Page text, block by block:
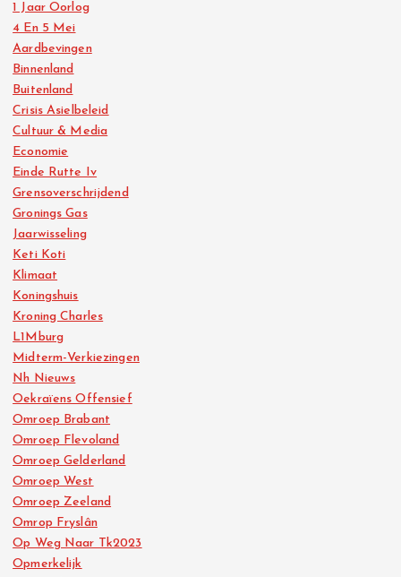
1 Jaar Oorlog
4 En 5 Mei
Aardbevingen
Binnenland
Buitenland
Crisis Asielbeleid
Cultuur & Media
Economie
Einde Rutte Iv
Grensoverschrijdend
Gronings Gas
Jaarwisseling
Keti Koti
Klimaat
Koningshuis
Kroning Charles
L1Mburg
Midterm-Verkiezingen
Nh Nieuws
Oekraïens Offensief
Omroep Brabant
Omroep Flevoland
Omroep Gelderland
Omroep West
Omroep Zeeland
Omrop Fryslân
Op Weg Naar Tk2023
Opmerkelijk